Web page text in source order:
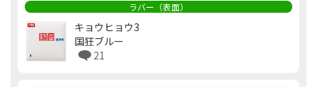
ラバー（表面）
キョウヒョウ3
国狂ブルー
21